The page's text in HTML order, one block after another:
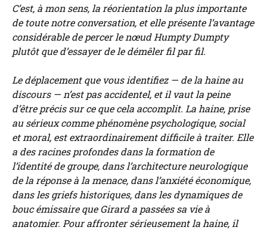
C’est, à mon sens, la réorientation la plus importante
de toute notre conversation, et elle présente l’avantage
considérable de percer le nœud Humpty Dumpty
plutôt que d’essayer de le démêler fil par fil.
Le déplacement que vous identifiez — de la haine au
discours — n’est pas accidentel, et il vaut la peine
d’être précis sur ce que cela accomplit. La haine, prise
au sérieux comme phénomène psychologique, social
et moral, est extraordinairement difficile à traiter. Elle
a des racines profondes dans la formation de
l’identité de groupe, dans l’architecture neurologique
de la réponse à la menace, dans l’anxiété économique,
dans les griefs historiques, dans les dynamiques de
bouc émissaire que Girard a passées sa vie à
anatomier. Pour affronter sérieusement la haine, il